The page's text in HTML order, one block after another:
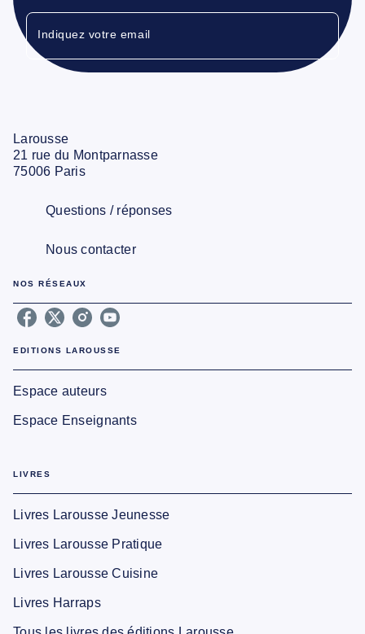
Indiquez votre email
Larousse
21 rue du Montparnasse
75006 Paris
Questions / réponses
Nous contacter
NOS RÉSEAUX
EDITIONS LAROUSSE
Espace auteurs
Espace Enseignants
LIVRES
Livres Larousse Jeunesse
Livres Larousse Pratique
Livres Larousse Cuisine
Livres Harraps